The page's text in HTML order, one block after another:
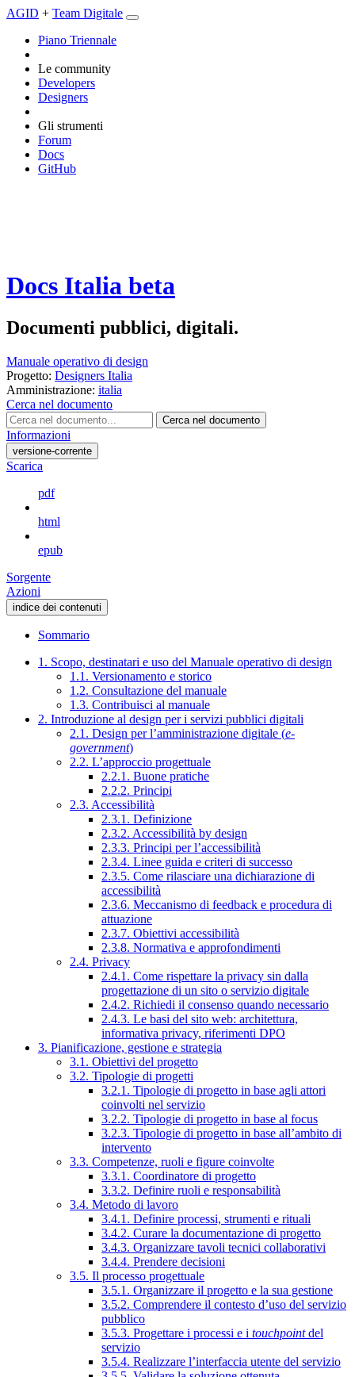
AGID + Team Digitale
Piano Triennale
Le community
Developers
Designers
Gli strumenti
Forum
Docs
GitHub
Docs Italia beta
Documenti pubblici, digitali.
Manuale operativo di design
Progetto: Designers Italia
Amministrazione: italia
Cerca nel documento
Cerca nel documento
Informazioni
versione-corrente
Scarica
pdf
html
epub
Sorgente
Azioni
indice dei contenuti
Sommario
1. Scopo, destinatari e uso del Manuale operativo di design
1.1. Versionamento e storico
1.2. Consultazione del manuale
1.3. Contribuisci al manuale
2. Introduzione al design per i servizi pubblici digitali
2.1. Design per l’amministrazione digitale (e-
government)
2.2. L’approccio progettuale
2.2.1. Buone pratiche
2.2.2. Principi
2.3. Accessibilità
2.3.1. Definizione
2.3.2. Accessibilità by design
2.3.3. Principi per l’accessibilità
2.3.4. Linee guida e criteri di successo
2.3.5. Come rilasciare una dichiarazione di
accessibilità
2.3.6. Meccanismo di feedback e procedura di
attuazione
2.3.7. Obiettivi accessibilità
2.3.8. Normativa e approfondimenti
2.4. Privacy
2.4.1. Come rispettare la privacy sin dalla
progettazione di un sito o servizio digitale
2.4.2. Richiedi il consenso quando necessario
2.4.3. Le basi del sito web: architettura,
informativa privacy, riferimenti DPO
3. Pianificazione, gestione e strategia
3.1. Obiettivi del progetto
3.2. Tipologie di progetti
3.2.1. Tipologie di progetto in base agli attori
coinvolti nel servizio
3.2.2. Tipologie di progetto in base al focus
3.2.3. Tipologie di progetto in base all’ambito di
intervento
3.3. Competenze, ruoli e figure coinvolte
3.3.1. Coordinatore di progetto
3.3.2. Definire ruoli e responsabilità
3.4. Metodo di lavoro
3.4.1. Definire processi, strumenti e rituali
3.4.2. Curare la documentazione di progetto
3.4.3. Organizzare tavoli tecnici collaborativi
3.4.4. Prendere decisioni
3.5. Il processo progettuale
3.5.1. Organizzare il progetto e la sua gestione
3.5.2. Comprendere il contesto d’uso del servizio
pubblico
3.5.3. Progettare i processi e i touchpointdel
servizio
3.5.4. Realizzare l’interfaccia utente del servizio